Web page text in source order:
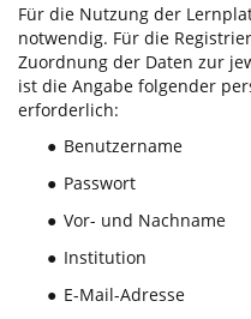
Für die Nutzung der
notwendig. Für die
Zuordnung der Daten zur
ist die Angabe folgender
erforderlich:
● Benutzername
● Passwort
● Vor- und Nachname
● Institution
● E-Mail-Adresse